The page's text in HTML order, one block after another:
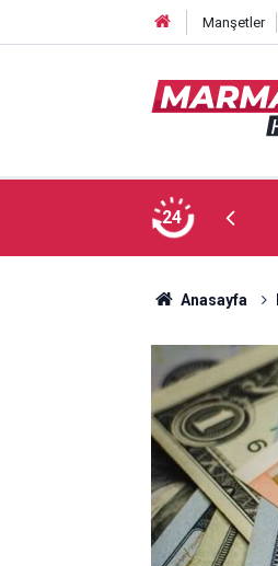
Manşetler
24
Anasayfa